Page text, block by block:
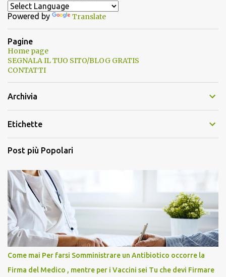
Powered by Translate
Pagine
Home page
SEGNALA IL TUO SITO/BLOG GRATIS
CONTATTI
Archivia
Etichette
Post più Popolari
Come mai Per farsi Somministrare un Antibiotico occorre la
Firma del Medico , mentre per i Vaccini sei Tu che devi Firmare